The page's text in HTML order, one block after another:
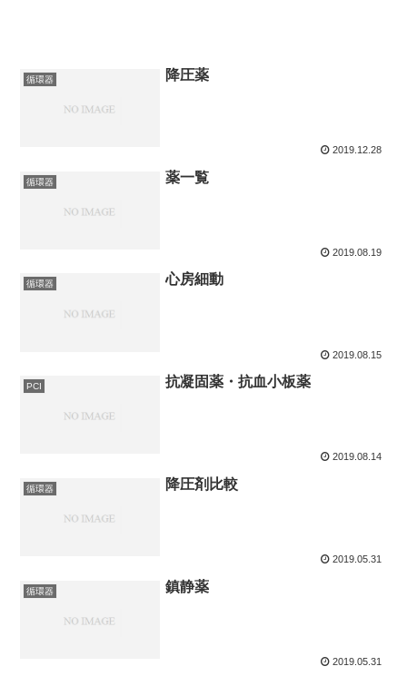
循環器 降圧薬
2019.12.28
循環器 薬一覧
2019.08.19
循環器 心房細動
2019.08.15
PCI 抗凝固薬・抗血小板薬
2019.08.14
循環器 降圧剤比較
2019.05.31
循環器 鎮静薬
2019.05.31